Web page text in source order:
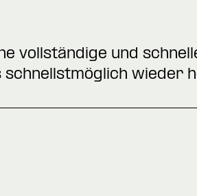
vollständige und
wieder